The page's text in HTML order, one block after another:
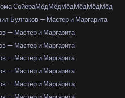
СойераМёдМёдМёдМёдМёдМёд
Булгаков — Мастер и Маргарита
— Мастер и Маргарита
— Мастер и Маргарита
— Мастер и Маргарита
— Мастер и Маргарита
— Мастер и Маргарита